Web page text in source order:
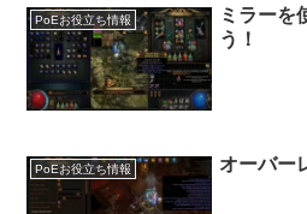
PoEお役立ち情報
ミラーを
う！
PoEお役立ち情報 オーバー